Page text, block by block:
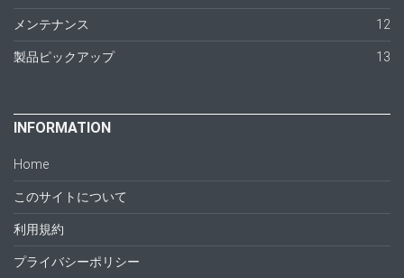
メンテナンス 12
製品ピックアップ 13
INFORMATION
Home
このサイトについて
利用規約
プライバシーポリシー